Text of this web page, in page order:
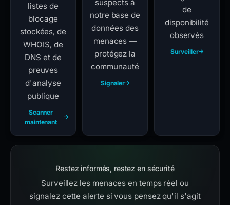
listes de
blocage
stockées, de
WHOIS, de
DNS et de
preuves
d'analyse
publique
Scanner
maintenant
suspects à
notre base de
données des
menaces —
protégez la
communauté
Signaler
de
disponibilité
observés
Surveiller
Restez informés, restez en sécurité
Surveillez les menaces en temps réel ou
signalez cette alerte si vous pensez qu'il s'agit